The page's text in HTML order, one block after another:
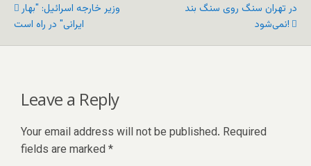
وزیر خارجه اسرائيل: "بهار
ایرانی" در راه است
در تهران سنگ روی سنگ بند
نمی‌شود!
Leave a Reply
Your email address will not be published. Required
fields are marked *